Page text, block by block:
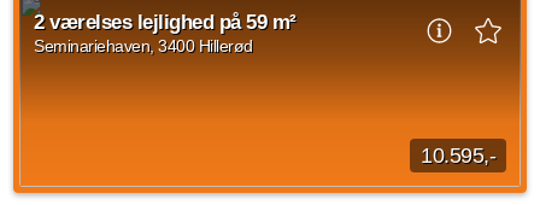
tilbyder en bred vifte af lækre rækkehuse og lejligheder, fra 1-
til 3-værelses lejligheder...
2 værelses lejlighed på 59 m²
Seminariehaven, 3400 Hillerød
10.595,-